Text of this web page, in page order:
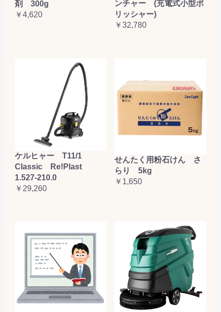
剤 300g
￥4,620
ンチャー (充電式小型ポ
リッシャー)
￥32,780
ケルヒャー T11/1
Classic Re!Plast
1.527-210.0
￥29,260
せんたく用粉石けん さ
らり 5kg
￥1,650